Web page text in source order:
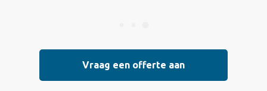
Vraag een offerte aan